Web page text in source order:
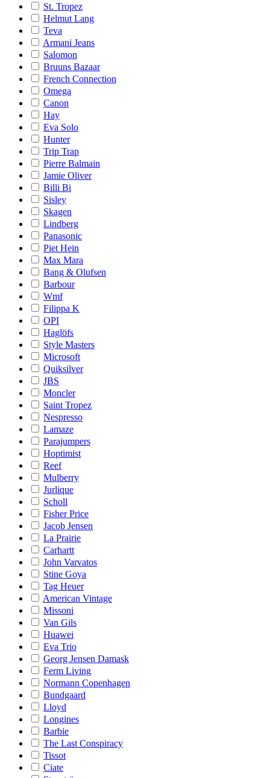
St. Tropez
Helmut Lang
Teva
Armani Jeans
Salomon
Bruuns Bazaar
French Connection
Omega
Canon
Hay
Eva Solo
Hunter
Trip Trap
Pierre Balmain
Jamie Oliver
Billi Bi
Sisley
Skagen
Lindberg
Panasonic
Piet Hein
Max Mara
Bang & Olufsen
Barbour
Wmf
Filippa K
OPI
Haglöfs
Style Masters
Microsoft
Quiksilver
JBS
Moncler
Saint Tropez
Nespresso
Lamaze
Parajumpers
Hoptimist
Reef
Mulberry
Jurlique
Scholl
Fisher Price
Jacob Jensen
La Prairie
Carhartt
John Varvatos
Stine Goya
Tag Heuer
American Vintage
Missoni
Van Gils
Huawei
Eva Trio
Georg Jensen Damask
Ferm Living
Normann Copenhagen
Bundgaard
Lloyd
Longines
Barbie
The Last Conspiracy
Tissot
Ciate